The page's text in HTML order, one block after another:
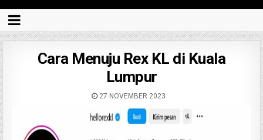
Cara Menuju Rex KL di Kuala
Lumpur
27 NOVEMBER 2023